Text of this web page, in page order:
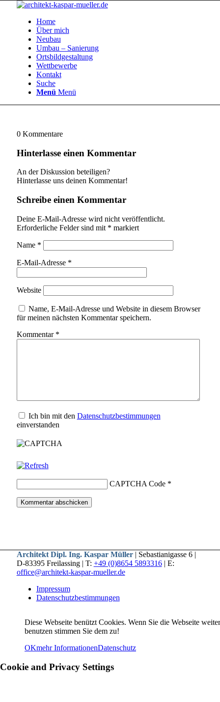
Home
Über mich
Neubau
Umbau – Sanierung
Ortsbildgestaltung
Wettbewerbe
Kontakt
Suche
Menü Menü
0 Kommentare
Hinterlasse einen Kommentar
An der Diskussion beteiligen?
Hinterlasse uns deinen Kommentar!
Schreibe einen Kommentar
Deine E-Mail-Adresse wird nicht veröffentlicht.
Erforderliche Felder sind mit * markiert
Name *
E-Mail-Adresse *
Website
Name, E-Mail-Adresse und Website in diesem Browser
für meinen nächsten Kommentar speichern.
Kommentar *
Ich bin mit den Datenschutzbestimmungen
einverstanden
CAPTCHA Code*
Architekt Dipl. Ing. Kaspar Müller| Sebastianigasse 6 |
D-83395 Freilassing | T: +49 (0)8654 5893316| E:
office@architekt-kaspar-mueller.de
Impressum
Datenschutzbestimmungen
Diese Webseite benützt Cookies. Wenn Sie die Webseite weiter
benutzen stimmen Sie dem zu!
OKmehr InformationenDatenschutz
Cookie and Privacy Settings